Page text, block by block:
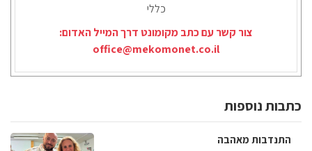
כללי
צור קשר עם כתב מקומונט דרך המייל האדום:
office@mekomonet.co.il
כתבות נוספות
התנדבות מאהבה